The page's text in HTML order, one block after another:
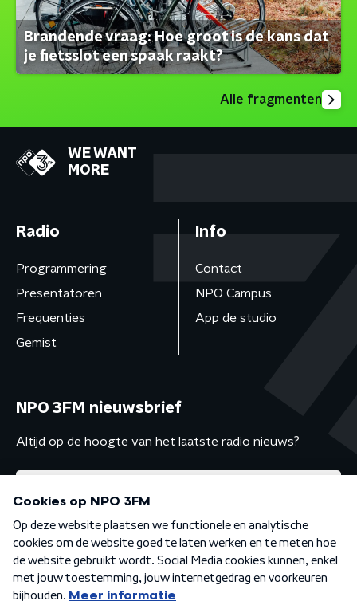
Brandende vraag: Hoe groot is de kans dat
je fietsslot een spaak raakt?
Alle fragmenten
WE WANT
MORE
Radio
Programmering
Presentatoren
Frequenties
Gemist
Info
Contact
NPO Campus
App de studio
NPO 3FM nieuwsbrief
Altijd op de hoogte van het laatste radio nieuws?
Algemene voorwaarden Privacybeleid